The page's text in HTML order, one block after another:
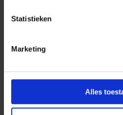
Statistieken
Marketing
Alles
Geplaatst op: 26-08-2025